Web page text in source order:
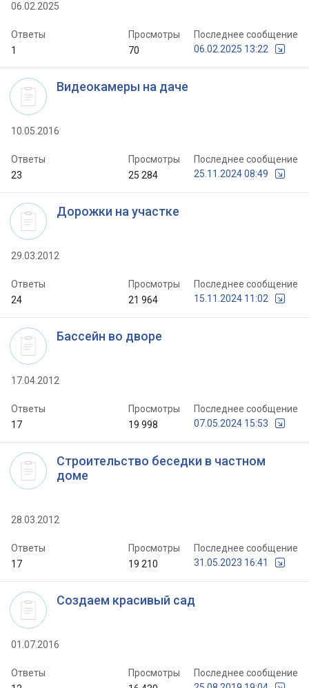
06.02.2025
Ответы
1
Просмотры
70
Последнее сообщение
06.02.2025 13:22
Видеокамеры на даче
10.05.2016
Ответы
23
Просмотры
25 284
Последнее сообщение
25.11.2024 08:49
Дорожки на участке
29.03.2012
Ответы
24
Просмотры
21 964
Последнее сообщение
15.11.2024 11:02
Бассейн во дворе
17.04.2012
Ответы
17
Просмотры
19 998
Последнее сообщение
07.05.2024 15:53
Строительство беседки в частном
доме
28.03.2012
Ответы
17
Просмотры
19 210
Последнее сообщение
31.05.2023 16:41
Cоздаем красивый сад
01.07.2016
Ответы
Просмотры
Последнее сообщение